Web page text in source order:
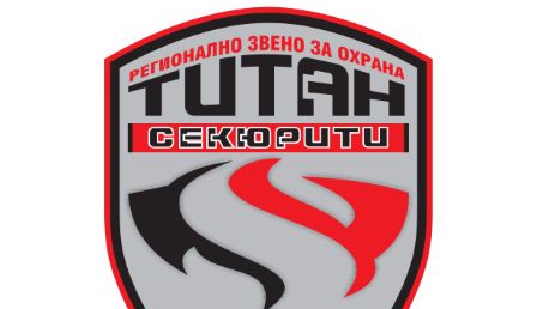
13 АВГУСТ (четвъртък)
транспорт до местността Градище. Електрическият
автобус ще тръгне в 19:30 ч. от пл. „Възраждане“, а
обратно към града в 00:00 ч. – от паркинга до
поляната. Вземете със себе си връхна дреха и одеяло
или шалте! За повече информация тел. 0887907075.